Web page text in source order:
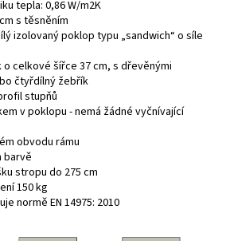
tepla: 0,86 W/m2K
s těsněním
izolovaný poklop typu „sandwich“ o síle
celkové šířce 37 cm, s dřevěnými
čtyřdílný žebřík
stupňů
v poklopu - nemá žádné vyčnívající
obvodu rámu
barvě
stropu do 275 cm
150 kg
normě EN 14975: 2010